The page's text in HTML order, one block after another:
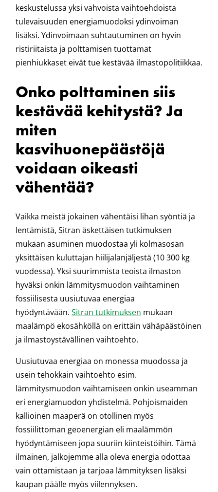
keskustelussa yksi vahvoista vaihtoehdoista
tulevaisuuden energiamuodoksi ydinvoiman
lisäksi. Ydinvoimaan suhtautuminen on hyvin
ristiriitaista ja polttamisen tuottamat
pienhiukkaset eivät tue kestävää ilmastopolitiikkaa.
Onko polttaminen siis
kestävää kehitystä? Ja
miten
kasvihuonepäästöjä
voidaan oikeasti
vähentää?
Vaikka meistä jokainen vähentäisi lihan syöntiä ja
lentämistä, Sitran äskettäisen tutkimuksen
mukaan asuminen muodostaa yli kolmasosan
yksittäisen kuluttajan hiilijalanjäljestä (10 300 kg
vuodessa). Yksi suurimmista teoista ilmaston
hyväksi onkin lämmitysmuodon vaihtaminen
fossiilisesta uusiutuvaa energiaa
hyödyntävään. Sitran tutkimuksen mukaan
maalämpö ekosähköllä on erittäin vähäpäästöinen
ja ilmastoystävällinen vaihtoehto.
Uusiutuvaa energiaa on monessa muodossa ja
usein tehokkain vaihtoehto esim.
lämmitysmuodon vaihtamiseen onkin useamman
eri energiamuodon yhdistelmä. Pohjoismaiden
kallioinen maaperä on otollinen myös
fossiilittoman geoenergian eli maalämmön
hyödyntämiseen jopa suuriin kiinteistöihin. Tämä
ilmainen, jalkojemme alla oleva energia odottaa
vain ottamistaan ja tarjoaa lämmityksen lisäksi
kaupan päälle myös viilennyksen.